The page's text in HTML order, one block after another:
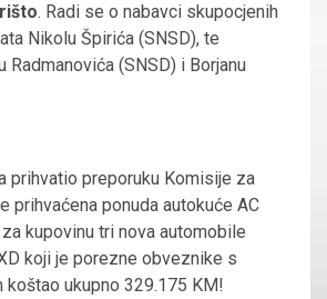
. Radi se o nabavci skupocjenih
Nikolu Špirića (SNSD), te
Radmanovića (SNSD) i Borjanu
prihvatio preporuku Komisije za
prihvaćena ponuda autokuće AC
kupovinu tri nova automobile
koji je porezne obveznike s
koštao ukupno 329.175 KM!